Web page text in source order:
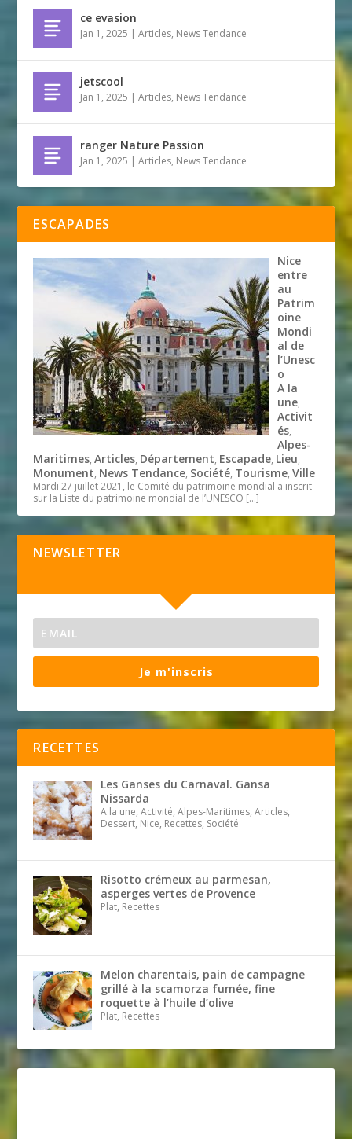
ce evasion
Jan 1, 2025 |Articles, News Tendance
jetscool
Jan 1, 2025 |Articles, News Tendance
ranger Nature Passion
Jan 1, 2025 |Articles, News Tendance
ESCAPADES
Nice
entre
au
Patrim
oine
Mondi
al de
l’Unesc
o
A la
une,
Activit
és,
Alpes-
Maritimes,Articles, Département, Escapade, Lieu,
Monument, News Tendance, Société, Tourisme,Ville
Mardi 27 juillet 2021, le Comité du patrimoine mondial a inscrit
sur la Liste du patrimoine mondial de l’UNESCO […]
NEWSLETTER
Je m'inscris
RECETTES
Les Ganses du Carnaval. Gansa
Nissarda
A la une, Activité, Alpes-Maritimes, Articles,
Dessert, Nice, Recettes, Société
Risotto crémeux au parmesan,
asperges vertes de Provence
Plat, Recettes
Melon charentais, pain de campagne
grillé à la scamorza fumée, fine
roquette à l’huile d’olive
Plat, Recettes